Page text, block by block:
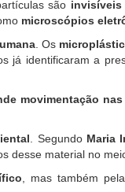
são
microscópios
. Os
já identificaram a
movimentação nas
. Segundo Maria
desse material no
, mas também pela